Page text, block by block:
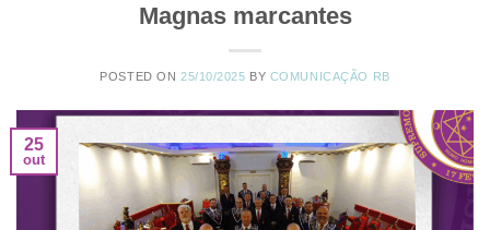
Magnas marcantes
POSTED ON 25/10/2025 BY COMUNICAÇÃO RB
25
out